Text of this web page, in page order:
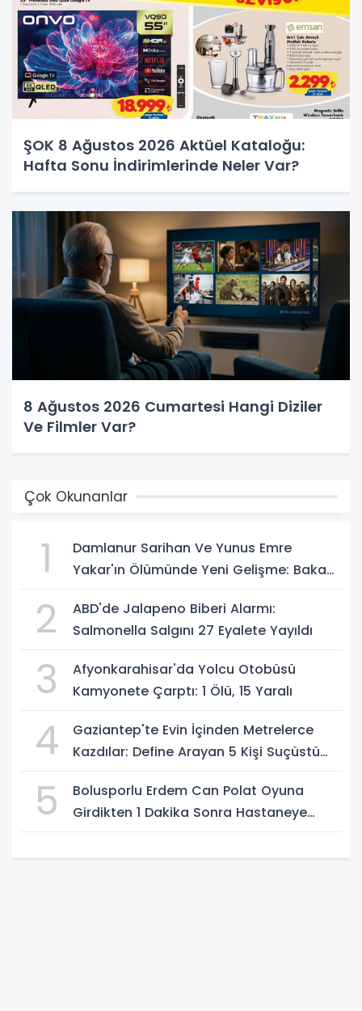
ŞOK 8 Ağustos 2026 Aktüel Kataloğu:
Hafta Sonu İndirimlerinde Neler Var?
8 Ağustos 2026 Cumartesi Hangi Diziler
Ve Filmler Var?
Çok Okunanlar
1
Damlanur Sarihan Ve Yunus Emre
Yakar'ın Ölümünde Yeni Gelişme: Bakan
2
ABD'de Jalapeno Biberi Alarmı:
Salmonella Salgını 27 Eyalete Yayıldı
3
Afyonkarahisar'da Yolcu Otobüsü
Kamyonete Çarptı: 1 Ölü, 15 Yaralı
4
Gaziantep'te Evin İçinden Metrelerce
Kazdılar: Define Arayan 5 Kişi Suçüstü
5
Bolusporlu Erdem Can Polat Oyuna
Girdikten 1 Dakika Sonra Hastaneye